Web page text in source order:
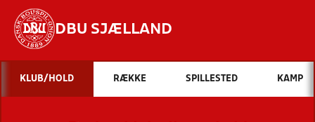
DBU SJÆLLAND
Hvad vil du søge efter?
INDHOLD OG NYHEDER
KLUB/HOLD RÆKKE SPILLESTED KAMP